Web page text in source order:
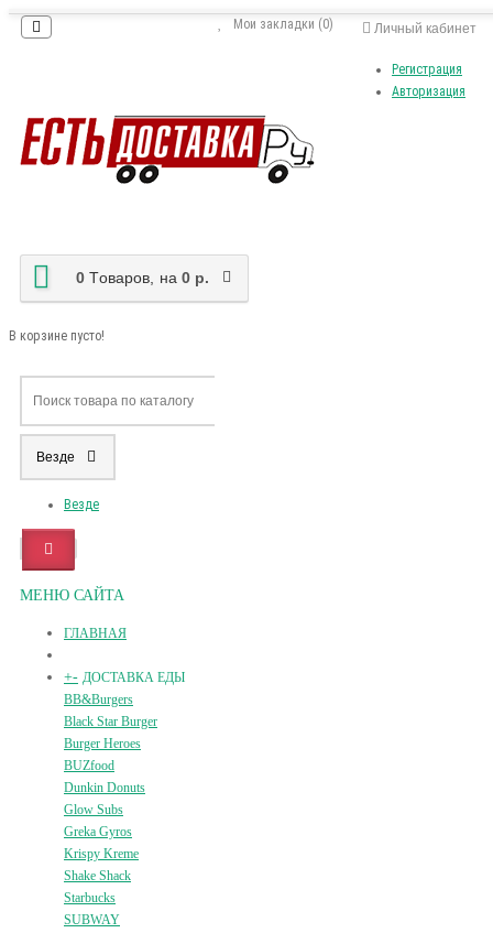
Личный кабинет
Регистрация
Авторизация
Мои закладки (0)
0 Tоваров, на 0 р.
В корзине пусто!
Везде
Везде
МЕНЮ САЙТА
ГЛАВНАЯ
+- ДОСТАВКА ЕДЫ
BB&Burgers
Black Star Burger
Burger Heroes
BUZfood
Dunkin Donuts
Glow Subs
Greka Gyros
Krispy Kreme
Shake Shack
Starbucks
SUBWAY